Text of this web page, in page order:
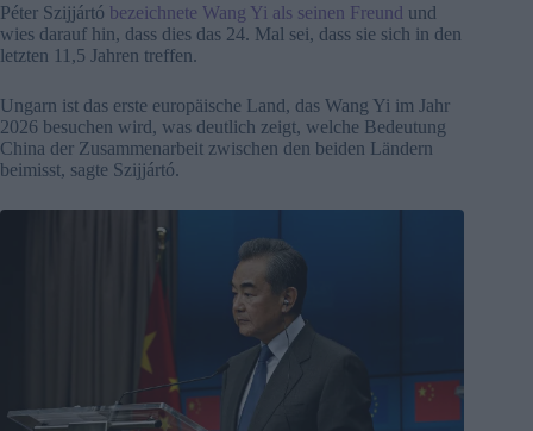
Péter Szijjártó bezeichnete Wang Yi als seinen Freund und
wies darauf hin, dass dies das 24. Mal sei, dass sie sich in den
letzten 11,5 Jahren treffen.
Ungarn ist das erste europäische Land, das Wang Yi im Jahr
2026 besuchen wird, was deutlich zeigt, welche Bedeutung
China der Zusammenarbeit zwischen den beiden Ländern
beimisst, sagte Szijjártó.